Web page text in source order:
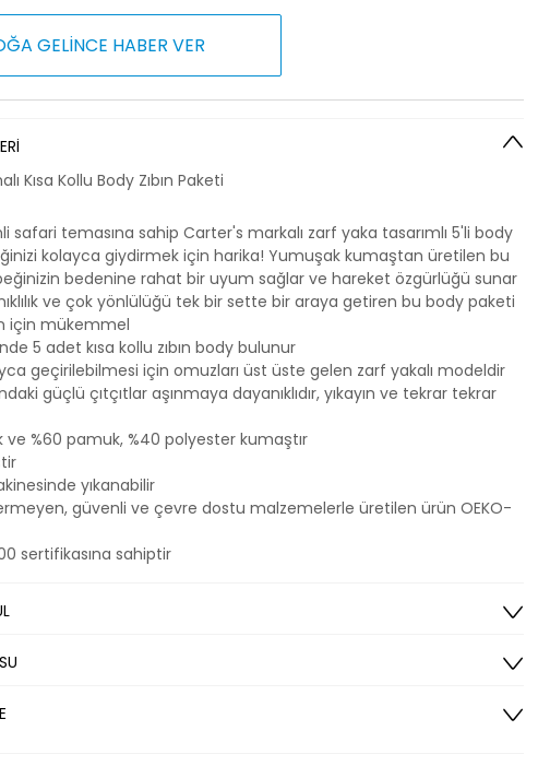
GELİNCE HABER VER
Kısa Kollu Body Zıbın Paketi
safari temasına sahip Carter's markalı zarf yaka tasarımlı 5'li body
kolayca giydirmek için harika! Yumuşak kumaştan üretilen bu
bedenine rahat bir uyum sağlar ve hareket özgürlüğü sunar
ve çok yönlülüğü tek bir sette bir araya getiren bu body paketi
için mükemmel
5 adet kısa kollu zıbın body bulunur
geçirilebilmesi için omuzları üst üste gelen zarf yakalı modeldir
güçlü çıtçıtlar aşınmaya dayanıklıdır, yıkayın ve tekrar tekrar
ve %60 pamuk, %40 polyester kumaştır
yıkanabilir
güvenli ve çevre dostu malzemelerle üretilen ürün OEKO-
sertifikasına sahiptir